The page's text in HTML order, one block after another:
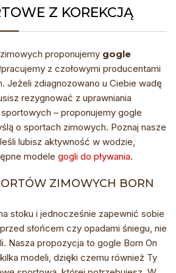
Z KOREKCJĄ
proponujemy gogle
z czołowymi producentami
Jeżeli zdiagnozowano u Ciebie wadę
rezygnować z uprawniania
– proponujemy gogle
o sportach zimowych. Poznaj nasze
lubisz aktywność w wodzie,
modele gogli do pływania.
ZIMOWYCH BORN
stoku i jednocześnie zapewnić sobie
słońcem czy opadami śniegu, nie
Nasza propozycja to gogle Born On
modeli, dzięki czemu również Ty